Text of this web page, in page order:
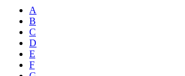
A
B
C
D
E
F